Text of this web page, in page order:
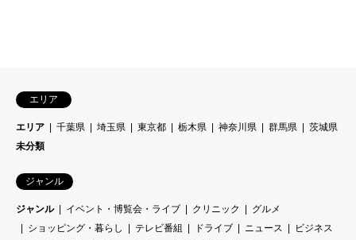
エリア
エリア 千葉県 埼玉県 東京都 栃木県 神奈川県 群馬県
茨城県
未分類
ジャンル
ジャンル イベント・博覧会・ライブ クリニック
グルメ
ショッピング・暮らし
テレビ番組 ドライブ ニュース
ビジネス